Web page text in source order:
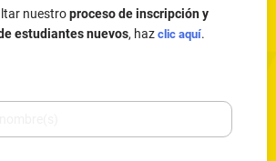
nuestroproceso de inscripción y
estudiantes nuevos, haz clic aquí.